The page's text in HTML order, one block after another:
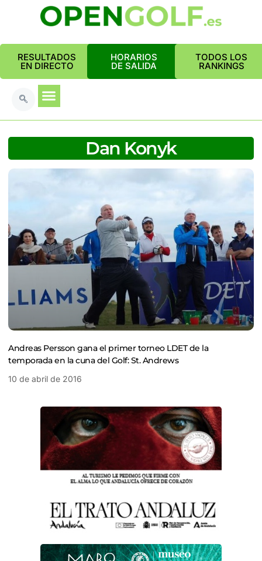
RESULTADOS
EN DIRECTO
HORARIOS
DE SALIDA
TODOS LOS
RANKINGS
Dan Konyk
Andreas Persson gana el primer torneo LDET de la
temporada en la cuna del Golf: St. Andrews
10 de abril de 2016